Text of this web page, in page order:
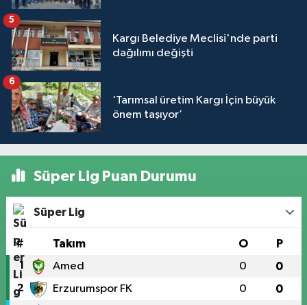
Kargı Belediye Meclisi'nde parti
dağılımı değişti
5
‘Tarımsal üretim Kargı İçin büyük
önem taşıyor’
6
Süper Lig Puan Durumu
Süper Lig
# Takım O P
1 Amed 0 0
2 Erzurumspor FK 0 0